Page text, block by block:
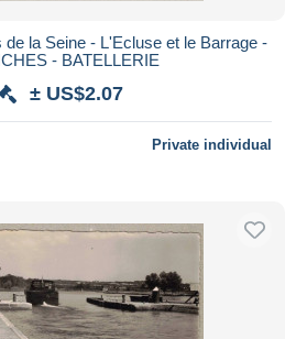
la Seine - L'Ecluse et le Barrage -
- BATELLERIE
± US$2.07
Private individual